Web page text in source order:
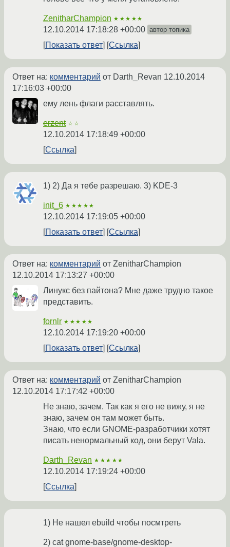
ZenitharChampion ★★★★★
12.10.2014 17:18:28 +00:00 автор топика
Показать ответ Ссылка
Ответ на: комментарий от Darth_Revan 12.10.2014
17:16:03 +00:00
ему лень флаги расставлять.
erzent ☆☆
12.10.2014 17:18:49 +00:00
Ссылка
1) 2) Да я тебе разрешаю. 3) KDE-3
init_6 ★★★★★
12.10.2014 17:19:05 +00:00
Показать ответ
Ссылка
Ответ на: комментарий от ZenitharChampion
12.10.2014 17:13:27 +00:00
Линукс без пайтона? Мне даже трудно такое
представить.
fornlr ★★★★★
12.10.2014 17:19:20 +00:00
Показать ответ
Ссылка
Ответ на: комментарий от ZenitharChampion
12.10.2014 17:17:42 +00:00
Не знаю, зачем. Так как я его не вижу, я не
знаю, зачем он там может быть.
Знаю, что если GNOME-разработчики хотят
писать ненормальный код, они берут Vala.
Darth_Revan ★★★★★
12.10.2014 17:19:24 +00:00
Ссылка
1) Не нашел ebuild чтобы посмтреть
2) cat gnome-base/gnome-desktop-